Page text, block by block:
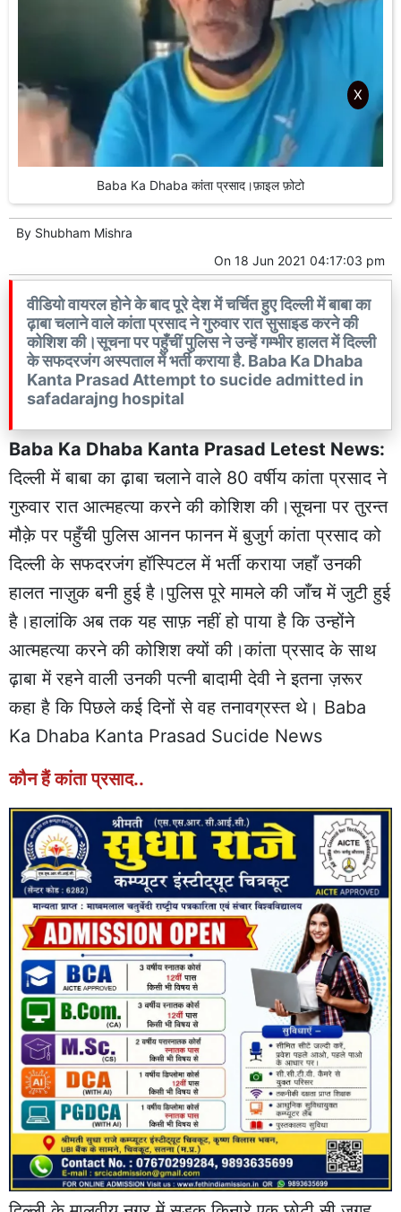
Baba Ka Dhaba कांता प्रसाद।फ़ाइल फ़ोटो
By Shubham Mishra
On 18 Jun 2021 04:17:03 pm
वीडियो वायरल होने के बाद पूरे देश में चर्चित हुए दिल्ली में बाबा का
ढ़ाबा चलाने वाले कांता प्रसाद ने गुरुवार रात सुसाइड करने की
कोशिश की।सूचना पर पहुँचीं पुलिस ने उन्हें गम्भीर हालत में दिल्ली
के सफदरजंग अस्पताल में भर्ती कराया है. Baba Ka Dhaba
Kanta Prasad Attempt to sucide admitted in
safadarajng hospital
Baba Ka Dhaba Kanta Prasad Letest News:
दिल्ली में बाबा का ढ़ाबा चलाने वाले 80 वर्षीय कांता प्रसाद ने
गुरुवार रात आत्महत्या करने की कोशिश की।सूचना पर तुरन्त
मौक़े पर पहुँची पुलिस आनन फानन में बुजुर्ग कांता प्रसाद को
दिल्ली के सफदरजंग हॉस्पिटल में भर्ती कराया जहाँ उनकी
हालत नाज़ुक बनी हुई है।पुलिस पूरे मामले की जाँच में जुटी हुई
है।हालांकि अब तक यह साफ़ नहीं हो पाया है कि उन्होंने
आत्महत्या करने की कोशिश क्यों की।कांता प्रसाद के साथ
ढ़ाबा में रहने वाली उनकी पत्नी बादामी देवी ने इतना ज़रूर
कहा है कि पिछले कई दिनों से वह तनावग्रस्त थे। Baba
Ka Dhaba Kanta Prasad Sucide News
कौन हैं कांता प्रसाद..
X